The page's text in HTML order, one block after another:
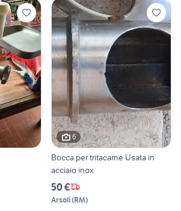
6
Bocca per tritacarne Usata in
acciaio inox
50 €
Arsoli(RM)